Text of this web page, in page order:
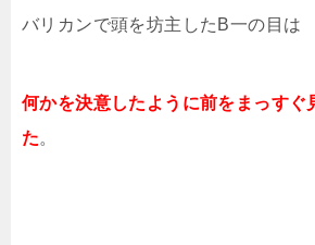
バリカンで頭を坊主したB一の目は
何かを決意したように前をまっすぐ
た。